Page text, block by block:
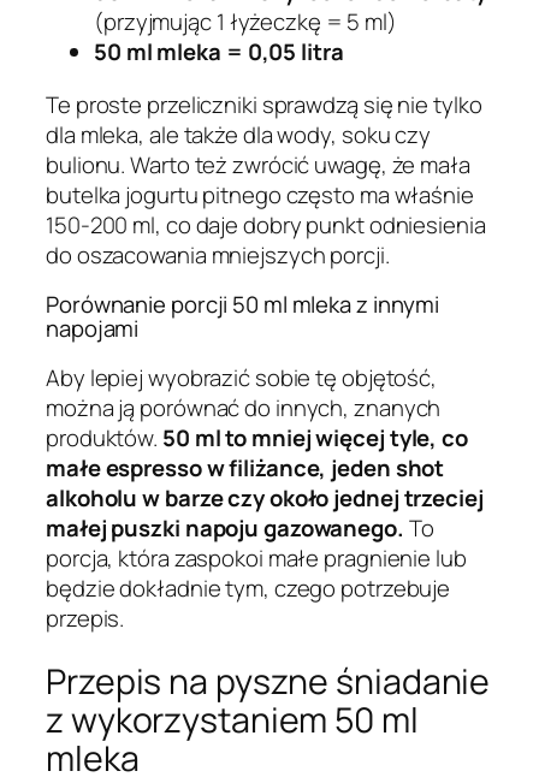
(przyjmując 1 łyżeczkę = 5 ml)
50 ml mleka = 0,05 litra
Te proste przeliczniki sprawdzą się nie tylko
dla mleka, ale także dla wody, soku czy
bulionu. Warto też zwrócić uwagę, że mała
butelka jogurtu pitnego często ma właśnie
150-200 ml, co daje dobry punkt odniesienia
do oszacowania mniejszych porcji.
Porównanie porcji 50 ml mleka z innymi
napojami
Aby lepiej wyobrazić sobie tę objętość,
można ją porównać do innych, znanych
produktów. 50 ml to mniej więcej tyle, co
małe espresso w filiżance, jeden shot
alkoholu w barze czy około jednej trzeciej
małej puszki napoju gazowanego. To
porcja, która zaspokoi małe pragnienie lub
będzie dokładnie tym, czego potrzebuje
przepis.
Przepis na pyszne śniadanie
z wykorzystaniem 50 ml
mleka